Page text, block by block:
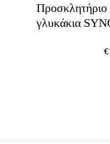
Προσκλητήριο
γλυκάκια
€